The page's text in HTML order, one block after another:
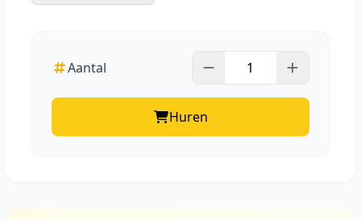
Aantal
Huren